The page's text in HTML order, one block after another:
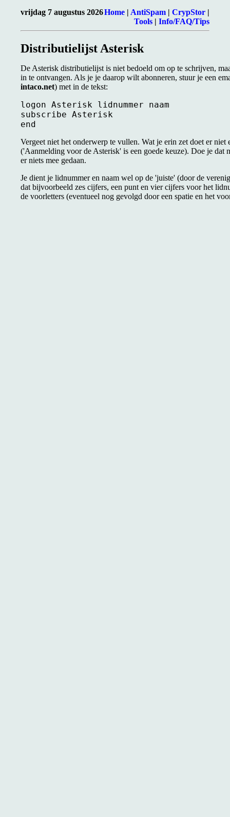
vrijdag 7 augustus 2026Home | AntiSpam | CrypStor |
Tools | Info/FAQ/Tips
Distributielijst Asterisk
De Asterisk distributielijst is niet bedoeld om op te schrijven,
in te ontvangen. Als je je daarop wilt abonneren, stuur je een
intaco.net) met in de tekst:
logon Asterisk lidnummer naam
subscribe Asterisk
Vergeet niet het onderwerp te vullen. Wat je erin zet doet er
('Aanmelding voor de Asterisk' is een goede keuze). Doe je dat
er niets mee gedaan.
Je dient je lidnummer en naam wel op de 'juiste' (door de
dat bijvoorbeeld zes cijfers, een punt en vier cijfers voor het
de voorletters (eventueel nog gevolgd door een spatie en het